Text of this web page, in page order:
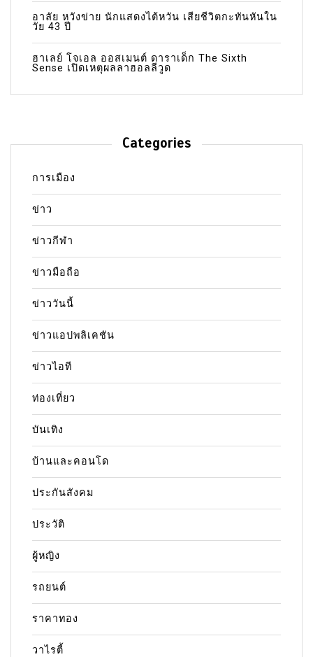
อาลัย หวังข่าย นักแสดงไต้หวัน เสียชีวิตกะทันหันใน
วัย 43 ปี
ฮาเลย์ โจเอล ออสเมนต์ ดาราเด็ก The Sixth
Sense เปิดเหตุผลลาฮอลลีวูด
Categories
การเมือง
ข่าว
ข่าวกีฬา
ข่าวมือถือ
ข่าววันนี้
ข่าวแอปพลิเคชัน
ข่าวไอที
ท่องเที่ยว
บันเทิง
บ้านและคอนโด
ประกันสังคม
ประวัติ
ผู้หญิง
รถยนต์
ราคาทอง
วาไรตี้